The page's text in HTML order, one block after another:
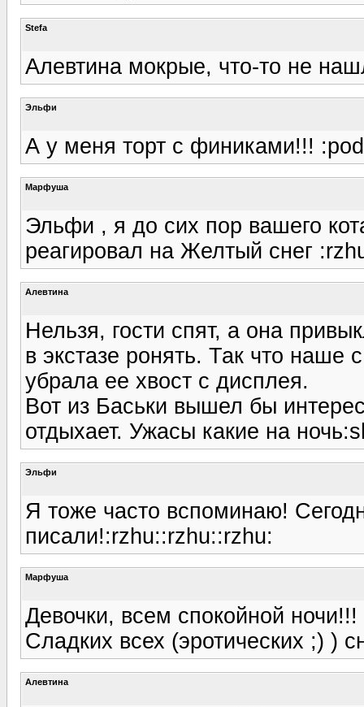
Stefa
Алевтина мокрые, что-то не
Эльфи
А у меня торт с финиками!!!
Марфуша
Эльфи , я до сих пор вашего
реагировал на Желтый снег
Алевтина
Нельзя, гости спят, а она
в экстазе ронять. Так что наше
убрала ее хвост с дисплея.
Вот из Баськи вышел бы
отдыхает. Ужасы какие на
Эльфи
Я тоже часто вспоминаю!
писали!:rzhu::rzhu::rzhu:
Марфуша
Девочки, всем спокойной ночи!!!
Сладких всех (эротических ;) )
Алевтина